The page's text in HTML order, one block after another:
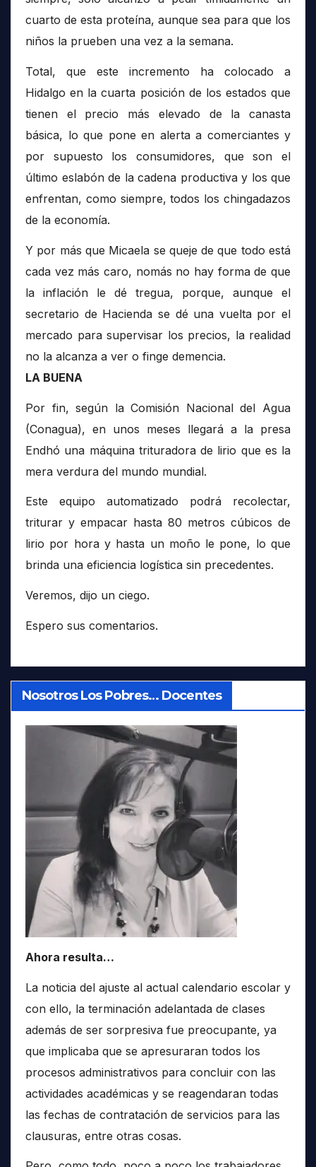
cuarto de esta proteína, aunque sea para que los
niños la prueben una vez a la semana.
Total, que este incremento ha colocado a
Hidalgo en la cuarta posición de los estados que
tienen el precio más elevado de la canasta
básica, lo que pone en alerta a comerciantes y
por supuesto los consumidores, que son el
último eslabón de la cadena productiva y los que
enfrentan, como siempre, todos los chingadazos
de la economía.
Y por más que Micaela se queje de que todo está
cada vez más caro, nomás no hay forma de que
la inflación le dé tregua, porque, aunque el
secretario de Hacienda se dé una vuelta por el
mercado para supervisar los precios, la realidad
no la alcanza a ver o finge demencia.
LA BUENA
Por fin, según la Comisión Nacional del Agua
(Conagua), en unos meses llegará a la presa
Endhó una máquina trituradora de lirio que es la
mera verdura del mundo mundial.
Este equipo automatizado podrá recolectar,
triturar y empacar hasta 80 metros cúbicos de
lirio por hora y hasta un moño le pone, lo que
brinda una eficiencia logística sin precedentes.
Veremos, dijo un ciego.
Espero sus comentarios.
Nosotros Los Pobres… Docentes
Ahora resulta…
La noticia del ajuste al actual calendario escolar y
con ello, la terminación adelantada de clases
además de ser sorpresiva fue preocupante, ya
que implicaba que se apresuraran todos los
procesos administrativos para concluir con las
actividades académicas y se reagendaran todas
las fechas de contratación de servicios para las
clausuras, entre otras cosas.